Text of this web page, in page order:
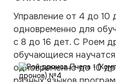
Управление от 4 до 10
одновременно для
с 8 до 16 дет. С Роем
обучающиеся
одновременно до 10